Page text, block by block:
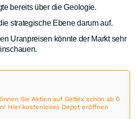
bereits über die Geologie.
strategische Ebene darum auf.
Uranpreisen könnte der Markt sehr
Sie Aktien auf Gettex schon ab 0
Hier kostenloses Depot eröffnen